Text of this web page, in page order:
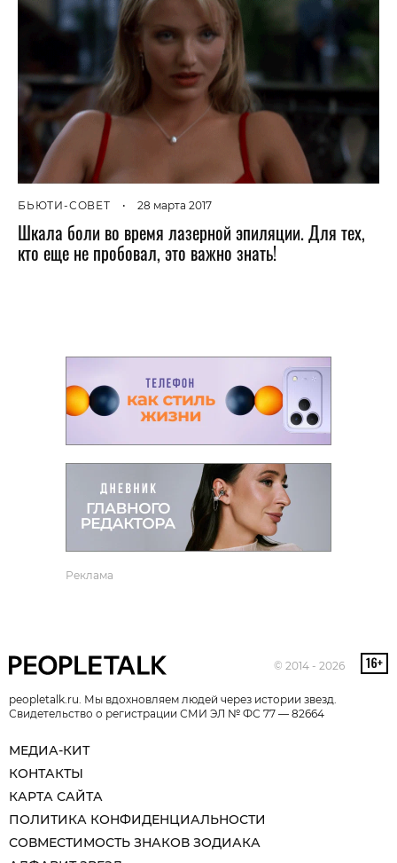
БЬЮТИ-СОВЕТ • 28 марта 2017
Шкала боли во время лазерной эпиляции. Для тех,
кто еще не пробовал, это важно знать!
Реклама
© 2014 - 2026
peopletalk.ru. Мы вдохновляем людей через истории звезд.
Свидетельство о регистрации СМИ ЭЛ № ФС 77 — 82664
МЕДИА-КИТ
КОНТАКТЫ
КАРТА САЙТА
ПОЛИТИКА КОНФИДЕНЦИАЛЬНОСТИ
СОВМЕСТИМОСТЬ ЗНАКОВ ЗОДИАКА